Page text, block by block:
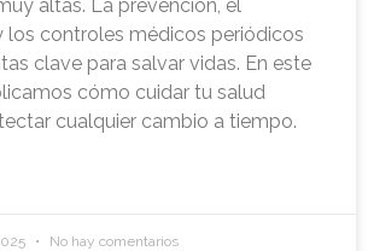
altas. La prevención, el
los controles médicos periódicos
clave para salvar vidas. En este
cómo cuidar tu salud
cualquier cambio a tiempo.
No hay comentarios